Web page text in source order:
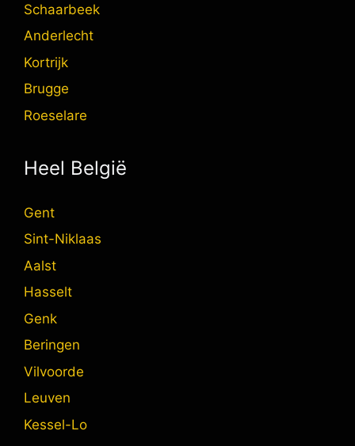
Schaarbeek
Anderlecht
Kortrijk
Brugge
Roeselare
Heel België
Gent
Sint-Niklaas
Aalst
Hasselt
Genk
Beringen
Vilvoorde
Leuven
Kessel-Lo